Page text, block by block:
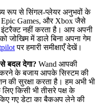
रूप से सिंगल-प्लेयर अनुभवों के
Epic Games, और Xbox जैसे
इंटरैक्ट नहीं करता है। आप अपनी
जोखिम में डाले बिना अपना गेम
पर हमारी समीक्षाएँ देखें।
बदल देगा? Wand आपकी
करने के बजाय आपके सिस्टम की
की सुरक्षा करता है। हम अभी भी
किसी भी तीसरे पक्ष के
गए डेटा का बैकअप लेने की